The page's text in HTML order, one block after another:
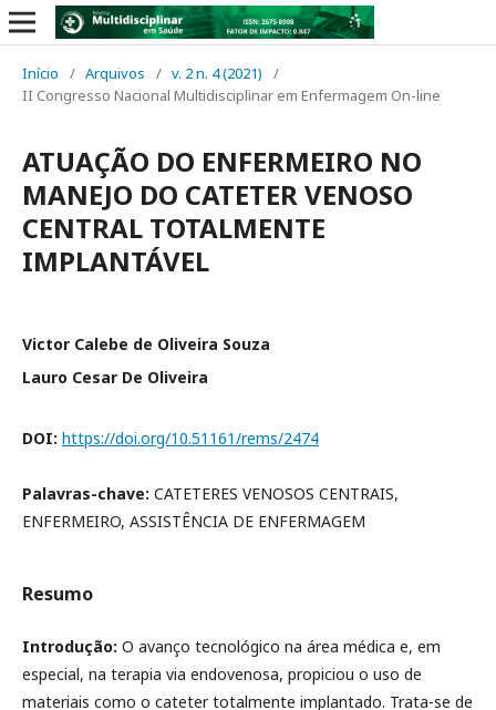
Início / Arquivos / v. 2 n. 4 (2021)
/
II Congresso Nacional Multidisciplinar em Enfermagem On-line
ATUAÇÃO DO ENFERMEIRO NO
MANEJO DO CATETER VENOSO
CENTRAL TOTALMENTE
IMPLANTÁVEL
Victor Calebe de Oliveira Souza
Lauro Cesar De Oliveira
DOI: https://doi.org/10.51161/rems/2474
Palavras-chave: CATETERES VENOSOS CENTRAIS,
ENFERMEIRO, ASSISTÊNCIA DE ENFERMAGEM
Resumo
Introdução: O avanço tecnológico na área médica e, em
especial, na terapia via endovenosa, propiciou o uso de
materiais como o cateter totalmente implantado. Trata-se de